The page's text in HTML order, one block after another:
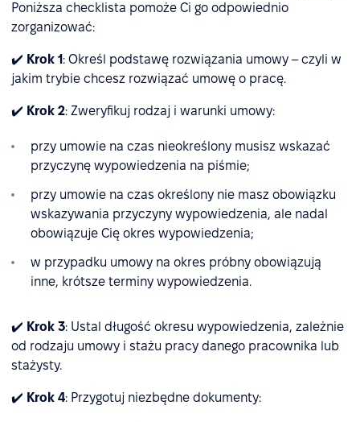
Poniższa checklista pomoże Ci go odpowiednio
zorganizować:
✔️ Krok 1 : Określ podstawę rozwiązania umowy – czyli w
jakim trybie chcesz rozwiązać umowę o pracę.
✔️ Krok 2: Zweryfikuj rodzaj i warunki umowy:
przy umowie na czas nieokreślony musisz wskazać
przyczynę wypowiedzenia na piśmie;
przy umowie na czas określony nie masz obowiązku
wskazywania przyczyny wypowiedzenia, ale nadal
obowiązuje Cię okres wypowiedzenia;
w przypadku umowy na okres próbny obowiązują
inne, krótsze terminy wypowiedzenia.
✔️ Krok 3: Ustal długość okresu wypowiedzenia, zależnie
od rodzaju umowy i stażu pracy danego pracownika lub
stażysty.
✔️ Krok 4: Przygotuj niezbędne dokumenty: